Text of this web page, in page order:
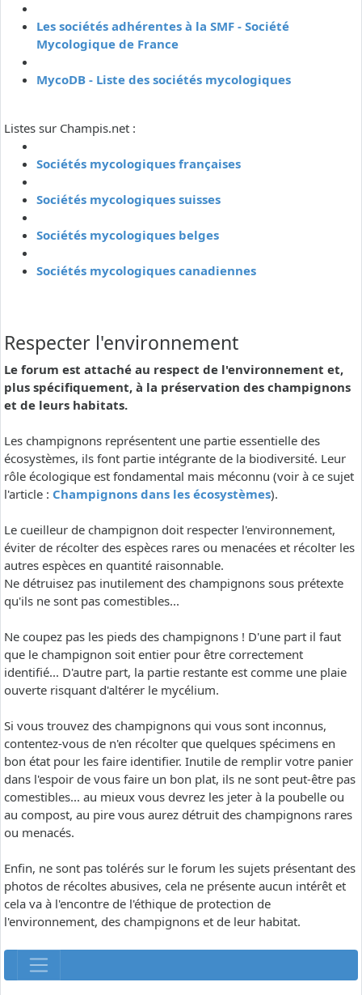
Les sociétés adhérentes à la SMF - Société
Mycologique de France
MycoDB - Liste des sociétés mycologiques
Listes sur Champis.net :
Sociétés mycologiques françaises
Sociétés mycologiques suisses
Sociétés mycologiques belges
Sociétés mycologiques canadiennes
Respecter l'environnement
Le forum est attaché au respect de l'environnement et,
plus spécifiquement, à la préservation des champignons
et de leurs habitats.
Les champignons représentent une partie essentielle des
écosystèmes, ils font partie intégrante de la biodiversité. Leur
rôle écologique est fondamental mais méconnu (voir à ce sujet
l'article : Champignons dans les écosystèmes).
Le cueilleur de champignon doit respecter l'environnement,
éviter de récolter des espèces rares ou menacées et récolter les
autres espèces en quantité raisonnable.
Ne détruisez pas inutilement des champignons sous prétexte
qu'ils ne sont pas comestibles...
Ne coupez pas les pieds des champignons ! D'une part il faut
que le champignon soit entier pour être correctement
identifié... D'autre part, la partie restante est comme une plaie
ouverte risquant d'altérer le mycélium.
Si vous trouvez des champignons qui vous sont inconnus,
contentez-vous de n'en récolter que quelques spécimens en
bon état pour les faire identifier. Inutile de remplir votre panier
dans l'espoir de vous faire un bon plat, ils ne sont peut-être pas
comestibles... au mieux vous devrez les jeter à la poubelle ou
au compost, au pire vous aurez détruit des champignons rares
ou menacés.
Enfin, ne sont pas tolérés sur le forum les sujets présentant des
photos de récoltes abusives, cela ne présente aucun intérêt et
cela va à l'encontre de l'éthique de protection de
l'environnement, des champignons et de leur habitat.